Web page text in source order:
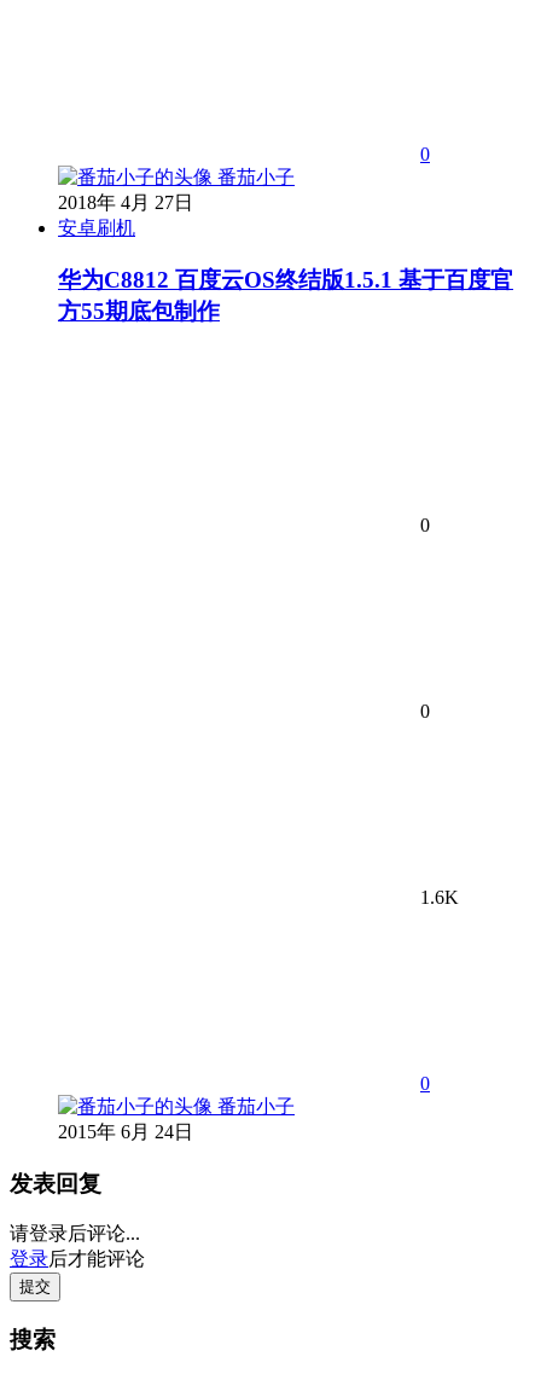
0
番茄小子
2018年 4月 27日
安卓刷机
华为C8812 百度云OS终结版1.5.1 基于百度官
方55期底包制作
0
0
1.6K
0
番茄小子
2015年 6月 24日
发表回复
请登录后评论...
登录后才能评论
提交
搜索